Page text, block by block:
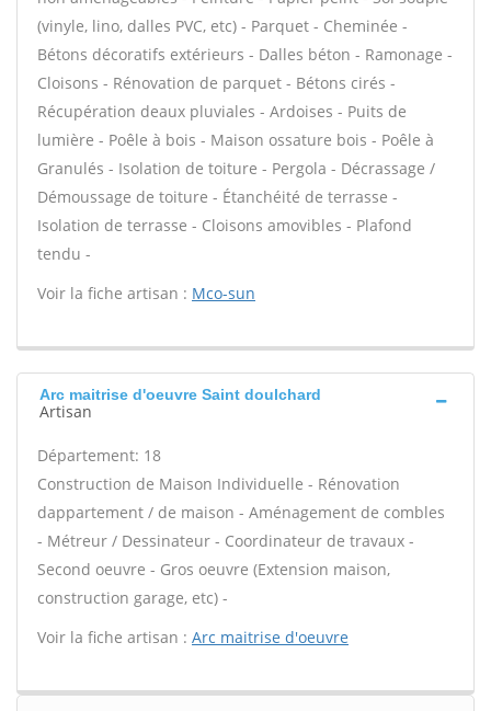
(vinyle, lino, dalles PVC, etc) - Parquet - Cheminée -
Bétons décoratifs extérieurs - Dalles béton - Ramonage -
Cloisons - Rénovation de parquet - Bétons cirés -
Récupération deaux pluviales - Ardoises - Puits de
lumière - Poêle à bois - Maison ossature bois - Poêle à
Granulés - Isolation de toiture - Pergola - Décrassage /
Démoussage de toiture - Étanchéité de terrasse -
Isolation de terrasse - Cloisons amovibles - Plafond
tendu -
Voir la fiche artisan : Mco-sun
Arc maitrise d'oeuvre Saint doulchard
Artisan
Département: 18
Construction de Maison Individuelle - Rénovation
dappartement / de maison - Aménagement de combles
- Métreur / Dessinateur - Coordinateur de travaux -
Second oeuvre - Gros oeuvre (Extension maison,
construction garage, etc) -
Voir la fiche artisan : Arc maitrise d'oeuvre